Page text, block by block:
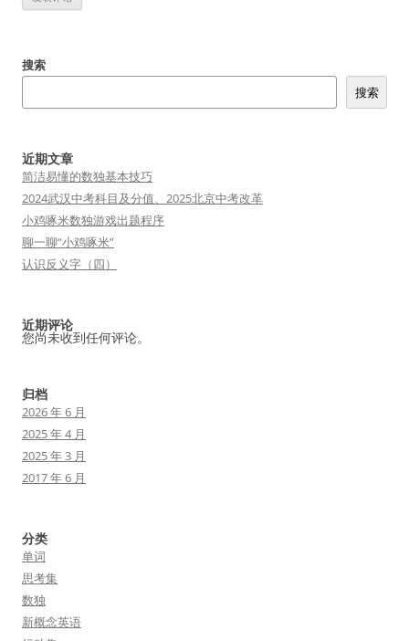
搜索
搜索
近期文章
简洁易懂的数独基本技巧
2024武汉中考科目及分值、2025北京中考改革
小鸡啄米数独游戏出题程序
聊一聊“小鸡啄米”
认识反义字（四）
近期评论
您尚未收到任何评论。
归档
2026 年 6 月
2025 年 4 月
2025 年 3 月
2017 年 6 月
分类
单词
思考集
数独
新概念英语